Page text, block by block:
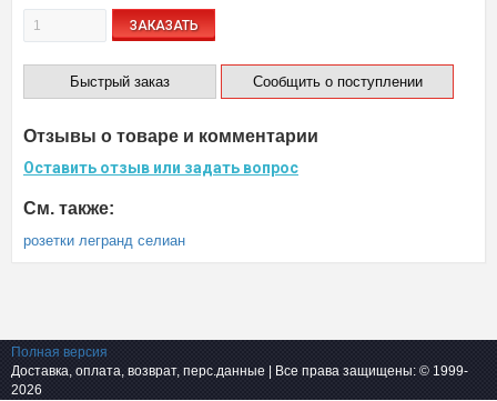
ЗАКАЗАТЬ
Быстрый заказ Сообщить о поступлении
Отзывы о товаре и комментарии
Оставить отзыв или задать вопрос
См. также:
розетки легранд селиан
Полная версия
Доставка, оплата, возврат, перс.данные | Все права защищены: © 1999-
2026